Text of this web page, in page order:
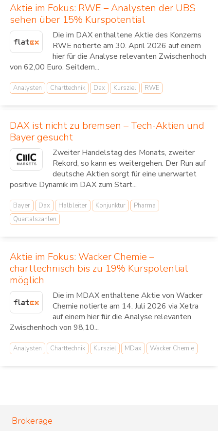
Aktie im Fokus: RWE – Analysten der UBS
sehen über 15% Kurspotential
Die im DAX enthaltene Aktie des Konzerns
RWE notierte am 30. April 2026 auf einem
hier für die Analyse relevanten Zwischenhoch
von 62,00 Euro. Seitdem...
Analysten Charttechnik Dax Kursziel RWE
DAX ist nicht zu bremsen – Tech-Aktien und
Bayer gesucht
Zweiter Handelstag des Monats, zweiter
Rekord, so kann es weitergehen. Der Run auf
deutsche Aktien sorgt für eine unerwartet
positive Dynamik im DAX zum Start...
Bayer Dax Halbleiter Konjunktur
Pharma
Quartalszahlen
Aktie im Fokus: Wacker Chemie –
charttechnisch bis zu 19% Kurspotential
möglich
Die im MDAX enthaltene Aktie von Wacker
Chemie notierte am 14. Juli 2026 via Xetra
auf einem hier für die Analyse relevanten
Zwischenhoch von 98,10...
Analysten Charttechnik Kursziel MDax Wacker Chemie
Brokerage